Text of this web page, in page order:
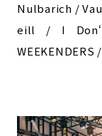
Nulbarich /
eill / I Donʻt